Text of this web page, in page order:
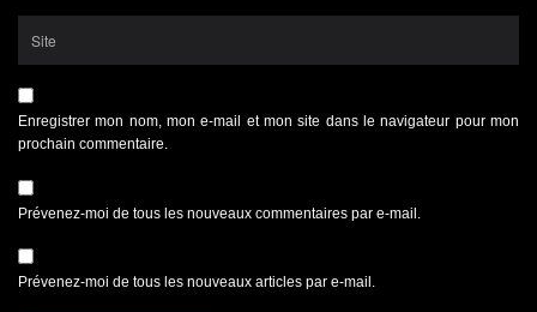
Enregistrer mon nom, mon e-mail et mon site dans le navigateur pour mon
prochain commentaire.
Prévenez-moi de tous les nouveaux commentaires par e-mail.
Prévenez-moi de tous les nouveaux articles par e-mail.